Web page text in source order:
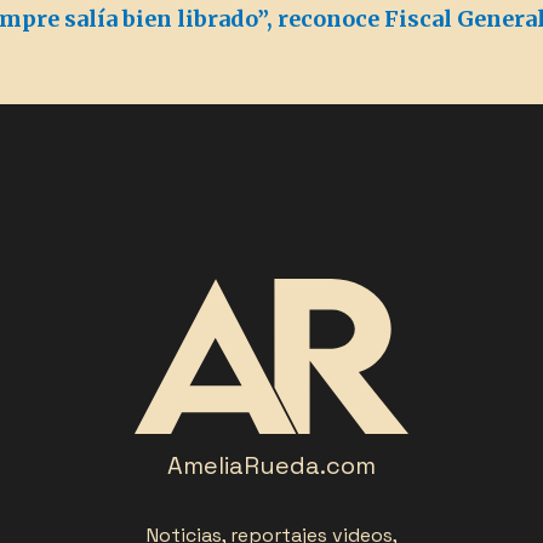
salía bien librado”, reconoce Fiscal
AmeliaRueda.com
Noticias, reportajes videos,